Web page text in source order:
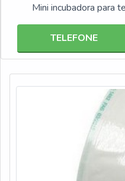
Mini incubadora para
TELEFONE